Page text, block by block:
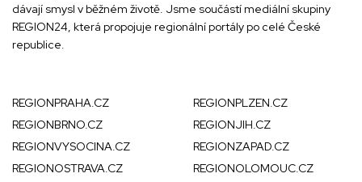
dávají smysl v běžném životě. Jsme součástí mediální skupiny
REGION24, která propojuje regionální portály po celé České
republice.
REGIONPRAHA.CZ
REGIONPLZEN.CZ
REGIONBRNO.CZ
REGIONJIH.CZ
REGIONVYSOCINA.CZ
REGIONZAPAD.CZ
REGIONOSTRAVA.CZ
REGIONOLOMOUC.CZ